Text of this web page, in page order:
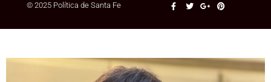
© 2025 Política de Santa Fe